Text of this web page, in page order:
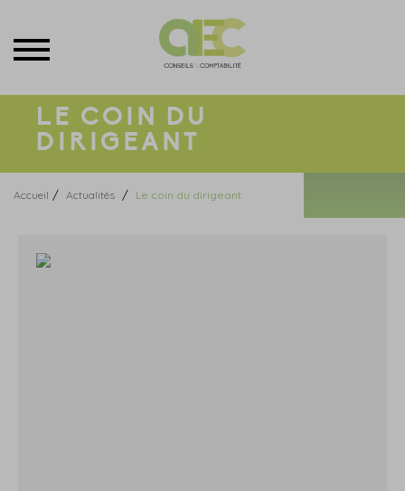
LE COIN DU
DIRIGEANT
Accueil / Actualités / Le coin du dirigeant